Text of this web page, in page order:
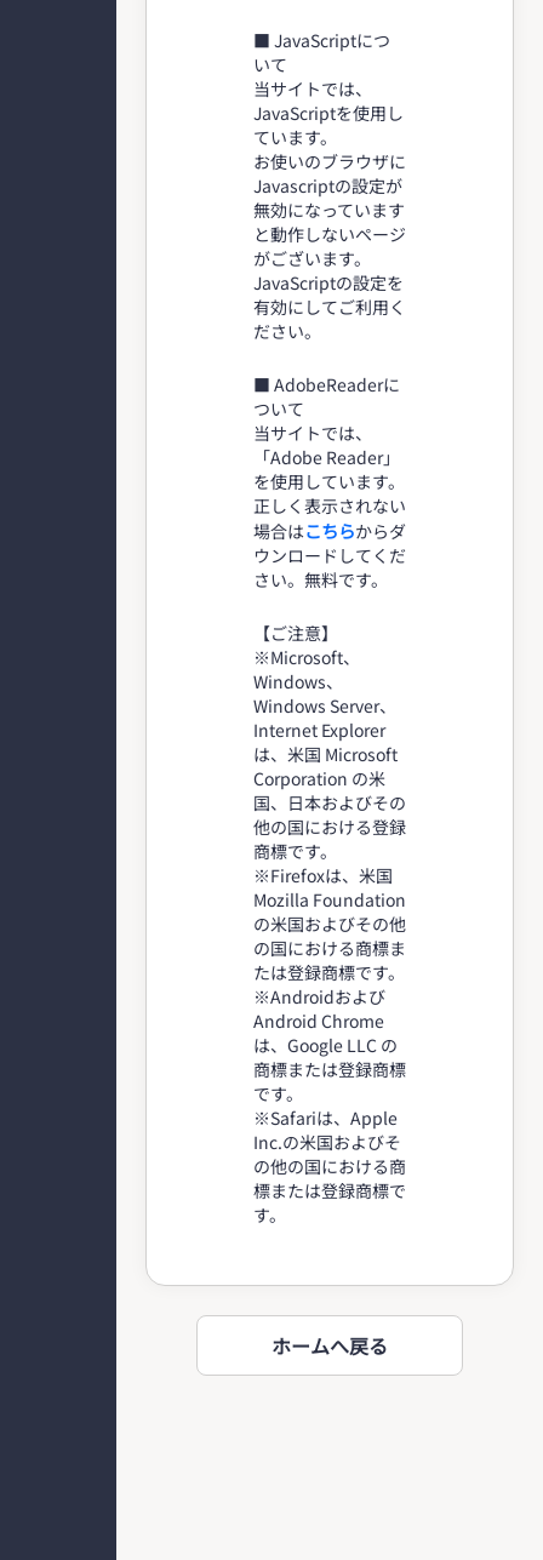
■ JavaScriptにつ
いて
当サイトでは、
JavaScriptを使用し
ています。
お使いのブラウザに
Javascriptの設定が
無効になっています
と動作しないページ
がございます。
JavaScriptの設定を
有効にしてご利用く
ださい。
■ AdobeReaderに
ついて
当サイトでは、
「Adobe Reader」
を使用しています。
正しく表示されない
場合はこちらからダ
ウンロードしてくだ
さい。無料です。
【ご注意】
※Microsoft、
Windows、
Windows Server、
Internet Explorer
は、米国 Microsoft
Corporation の米
国、日本およびその
他の国における登録
商標です。
※Firefoxは、米国
Mozilla Foundation
の米国およびその他
の国における商標ま
たは登録商標です。
※Androidおよび
Android Chrome
は、Google LLC の
商標または登録商標
です。
※Safariは、Apple
Inc.の米国およびそ
の他の国における商
標または登録商標で
す。
ホームへ戻る